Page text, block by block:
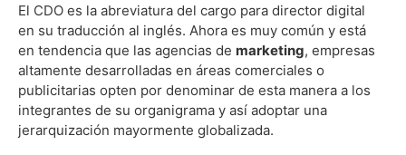
El CDO es la abreviatura del cargo para director digital
en su traducción al inglés. Ahora es muy común y está
en tendencia que las agencias de marketing, empresas
altamente desarrolladas en áreas comerciales o
publicitarias opten por denominar de esta manera a los
integrantes de su organigrama y así adoptar una
jerarquización mayormente globalizada.